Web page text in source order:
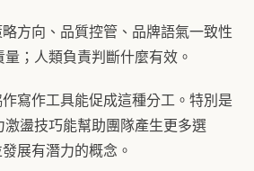
方向、品質控管、品牌語氣一致性
；人類負責判斷什麼有效。
寫作工具能促成這種分工。特別是
盪技巧能幫助團隊產生更多選
展有潛力的概念。